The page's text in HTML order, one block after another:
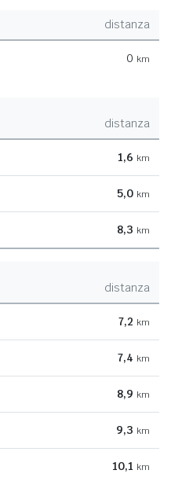
distanza
0 km
distanza
1,6 km
5,0 km
8,3 km
distanza
7,2 km
7,4 km
8,9 km
9,3 km
10,1 km